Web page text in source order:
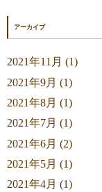
アーカイブ
2021年11月 (1)
2021年9月 (1)
2021年8月 (1)
2021年7月 (1)
2021年6月 (2)
2021年5月 (1)
2021年4月 (1)